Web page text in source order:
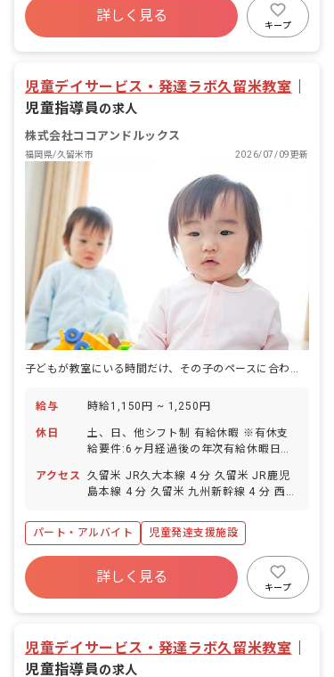
詳しく見る
キープ
児童デイサービス・発達ラボ久留米教室
児童指導員の求人
株式会社ココアンドルックス
福岡県/久留米市 2026/07/09更新
子どもが教室にいる時間だけ、その子のペースに合わせて隣に座る仕事。
給与 時給1,150円 ~ 1,250円
休日
土、日、他シフト制 有給休暇 ※有休支
給要件:6ヶ月経過後の年次有給休暇日
アクセス
久留米 JR久大本線 4 分 久留米 JR鹿児
島本線 4 分 久留米 九州新幹線 4 分 西鉄
鉄天神大牟田線 21 分
パート・アルバイト 児童発達支援施設
詳しく見る
キープ
児童デイサービス・発達ラボ久留米教室
児童指導員の求人